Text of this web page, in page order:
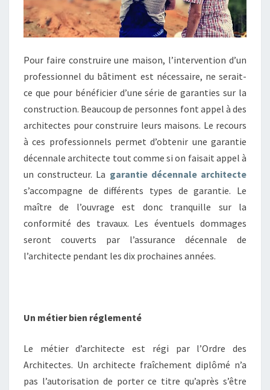
Pour faire construire une maison, l’intervention d’un
professionnel du bâtiment est nécessaire, ne serait-
ce que pour bénéficier d’une série de garanties sur la
construction. Beaucoup de personnes font appel à des
architectes pour construire leurs maisons. Le recours
à ces professionnels permet d’obtenir une garantie
décennale architecte tout comme si on faisait appel à
un constructeur. La garantie décennale architecte
s’accompagne de différents types de garantie. Le
maître de l’ouvrage est donc tranquille sur la
conformité des travaux. Les éventuels dommages
seront couverts par l’assurance décennale de
l’architecte pendant les dix prochaines années.
Un métier bien réglementé
Le métier d’architecte est régi par l’Ordre des
Architectes. Un architecte fraîchement diplômé n’a
pas l’autorisation de porter ce titre qu’après s’être